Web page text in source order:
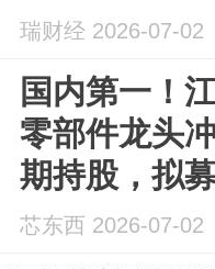
瑞财经 2026-07-02
国内第一！
零部件龙头
期持股，拟
芯东西 2026-07-02